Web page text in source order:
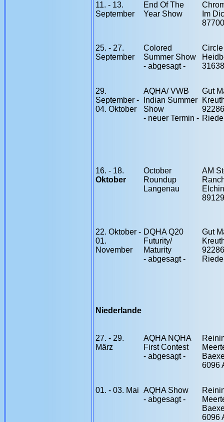
11. - 13.
September
End Of The
Year Show
Im
25. - 27.
September
Colored
Summer Show
- abgesagt -
29.
September -
04. Oktober
AQHA/ VWB
Indian Summer
Show
- neuer Termin -
Gut
92286
16. - 18.
Oktober
October
Roundup
Langenau
AM
22. Oktober -
01.
November
DQHA Q20
Futurity/
Maturity
- abgesagt -
Gut
92286
Niederlande
27. - 29.
März
AQHA NQHA
First Contest
- abgesagt -
6096
01. - 03. Mai AQHA Show
- abgesagt -
6096